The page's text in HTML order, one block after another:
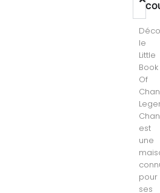
le
Little
Book
Of
est
une
pour
ses